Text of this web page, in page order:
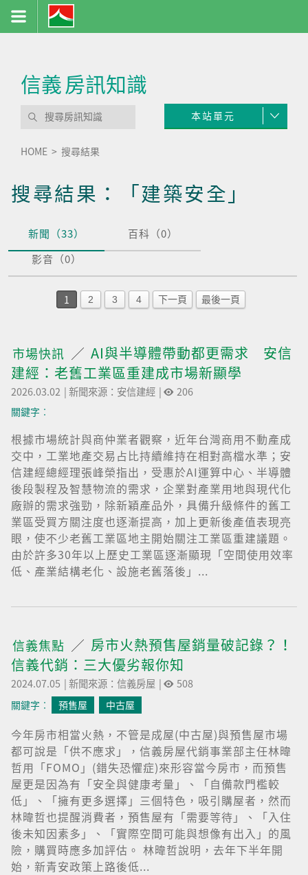
信義房訊知識
本站單元
HOME 搜尋結果
搜尋結果：「建築安全」
新聞（33）
百科（0）
影音（0）
1 2 3 4 下一頁 最後一頁
市場快訊
AI與半導體帶動都更需求 安信
建經：老舊工業區重建成市場新顯學
2026.03.02 |新聞來源：安信建經 | 206
關鍵字︰
根據市場統計與商仲業者觀察，近年台灣商用不動產成
交中，工業地產交易占比持續維持在相對高檔水準；安
信建經總經理張峰榮指出，受惠於AI運算中心、半導體
後段製程及智慧物流的需求，企業對產業用地與現代化
廠辦的需求強勁，除新穎產品外，具備升級條件的舊工
業區受買方關注度也逐漸提高，加上更新後產值表現亮
眼，使不少老舊工業區地主開始關注工業區重建議題。
由於許多30年以上歷史工業區逐漸顯現「空間使用效率
低、產業結構老化、設施老舊落後」...
信義焦點
房市火熱預售屋銷量破記錄？！
信義代銷：三大優劣報你知
2024.07.05 |新聞來源：信義房屋 | 508
關鍵字︰ 預售屋 中古屋
今年房市相當火熱，不管是成屋(中古屋)與預售屋市場
都可說是「供不應求」，信義房屋代銷事業部主任林暐
哲用「FOMO」(錯失恐懼症)來形容當今房市，而預售
屋更是因為有「安全與健康考量」、「自備款門檻較
低」、「擁有更多選擇」三個特色，吸引購屋者，然而
林暐哲也提醒消費者，預售屋有「需要等待」、「入住
後未知因素多」、「實際空間可能與想像有出入」的風
險，購買時應多加評估。 林暐哲說明，去年下半年開
始，新青安政策上路後低...